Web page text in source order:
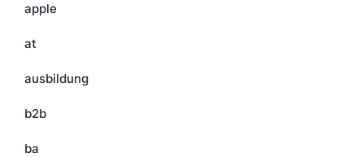
apple
at
ausbildung
b2b
ba